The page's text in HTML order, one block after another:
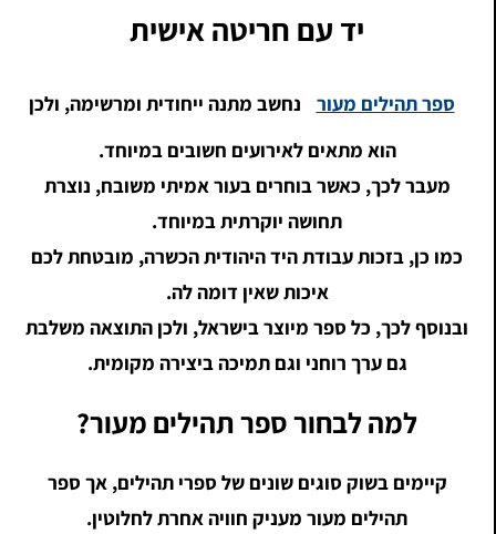
יד עם חריטה אישית
ספר תהילים מעור
נחשב מתנה ייחודית ומרשימה, ולכן
הוא מתאים לאירועים חשובים במיוחד.
מעבר לכך, כאשר בוחרים בעור אמיתי משובח, נוצרת
תחושה יוקרתית במיוחד.
כמו כן, בזכות עבודת היד היהודית הכשרה, מובטחת לכם
איכות שאין דומה לה.
ובנוסף לכך, כל ספר מיוצר בישראל, ולכן התוצאה משלבת
גם ערך רוחני וגם תמיכה ביצירה מקומית.
למה לבחור ספר תהילים מעור?
קיימים בשוק סוגים שונים של ספרי תהילים, אך ספר
תהילים מעור מעניק חוויה אחרת לחלוטין.